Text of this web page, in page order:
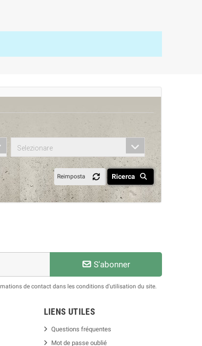
Selezionare
Reimposta Ricerca
S'abonner
de contact dans les conditions d'utilisation du site.
LIENS UTILES
Questions fréquentes
Mot de passe oublié